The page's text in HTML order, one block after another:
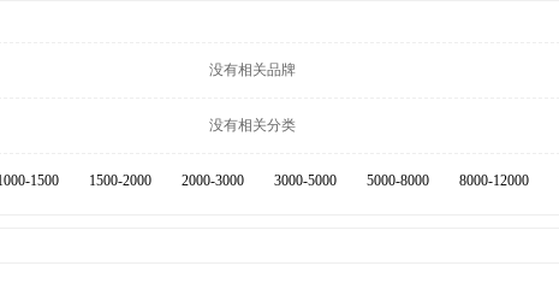
没有相关品牌
没有相关分类
1500 1500-2000 2000-3000 3000-5000 5000-8000 8000-12000